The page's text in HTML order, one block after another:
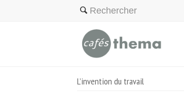
L’invention du travail